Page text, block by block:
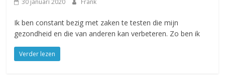
30 januari 2020 Frank
Ik ben constant bezig met zaken te testen die mijn
gezondheid en die van anderen kan verbeteren. Zo ben ik
Verder lezen